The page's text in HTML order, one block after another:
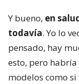
Y bueno, en
todavía. Yo lo
pensado, hay
esto, pero
modelos como